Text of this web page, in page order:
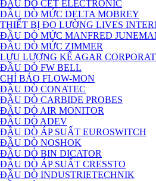
ĐÀU DÒ CET ELECTRONIC
ĐẦU DÒ MỨC DELTA MOBREY
THIẾT BỊ ĐO LƯỜNG LIVES
ĐẦU DÒ MỨC MANFRED
ĐẦU DÒ MỨC ZIMMER
LƯU LƯỢNG KẾ AGAR
ĐẦU DÒ FW BELL
CHỈ BÁO FLOW-MON
ĐẦU DÒ CONATEC
ĐẦU DÒ CARBIDE PROBES
ĐẦU DÒ AIR MONITOR
ĐẦU DÒ ADEV
ĐẦU DÒ ÁP SUẤT EUROSWITCH
ĐẦU DÒ NOSHOK
ĐẦU DÒ BIN DICATOR
ĐẦU DÒ ÁP SUẤT CRESSTO
ĐẦU DÒ INDUSTRIETECHNIK